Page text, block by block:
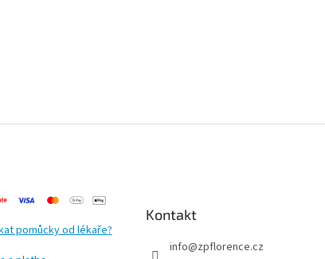
pomůcky od lékaře?
Kontakt
info@zpflorence.cz